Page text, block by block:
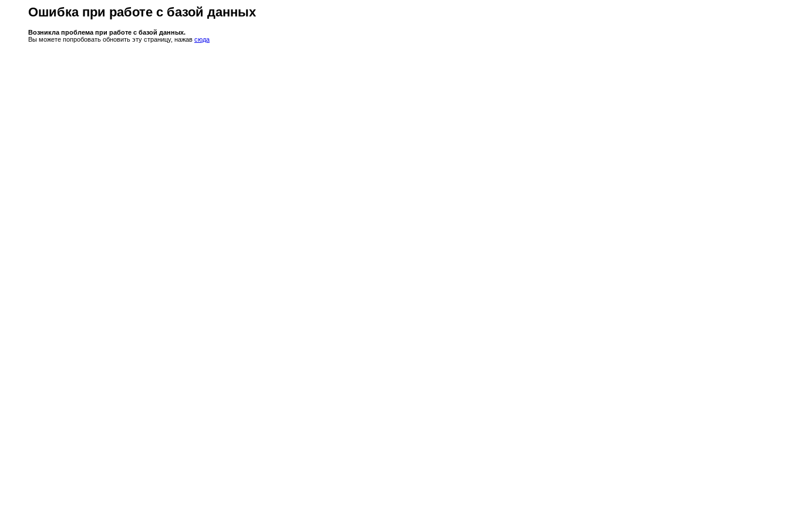
Ошибка при работе с базой данных
Возникла проблема при работе с базой данных.
Вы можете попробовать обновить эту страницу, нажав сюда